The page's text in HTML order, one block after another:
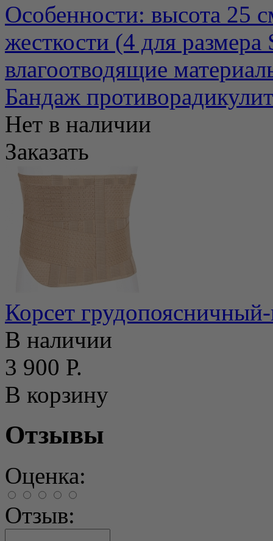
Особенности: высота 25
жесткости (4 для
влагоотводящие
Бандаж
Нет в наличии
Заказать
Корсет
В наличии
3 900 Р.
В корзину
Отзывы
Оценка:
Отзыв: